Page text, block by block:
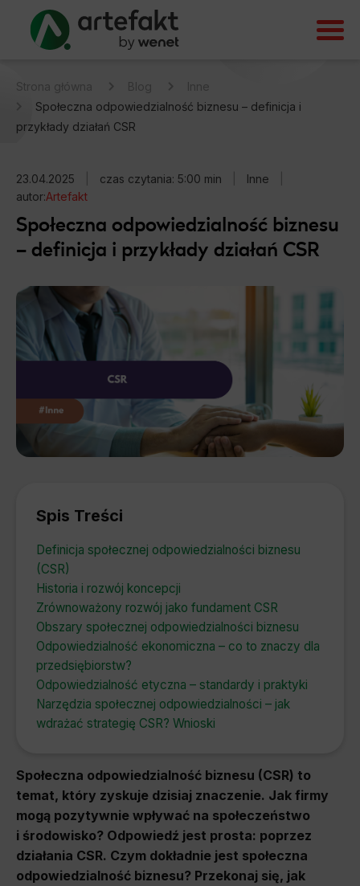
Strona główna Blog
Inne
Społeczna odpowiedzialność biznesu – definicja i
przykłady działań CSR
23.04.2025 czas czytania: 5:00 min Inne
autor:Artefakt
Społeczna odpowiedzialność biznesu
– definicja i przykłady działań CSR
Spis Treści
Definicja społecznej odpowiedzialności biznesu
(CSR)
Historia i rozwój koncepcji
Zrównoważony rozwój jako fundament CSR
Obszary społecznej odpowiedzialności biznesu
Odpowiedzialność ekonomiczna – co to znaczy dla
przedsiębiorstw?
Odpowiedzialność etyczna – standardy i praktyki
Narzędzia społecznej odpowiedzialności – jak
wdrażać strategię CSR? Wnioski
Społeczna odpowiedzialność biznesu (CSR) to
temat, który zyskuje dzisiaj znaczenie. Jak firmy
mogą pozytywnie wpływać na społeczeństwo
i środowisko? Odpowiedź jest prosta: poprzez
działania CSR. Czym dokładnie jest społeczna
odpowiedzialność biznesu? Przekonaj się, jak